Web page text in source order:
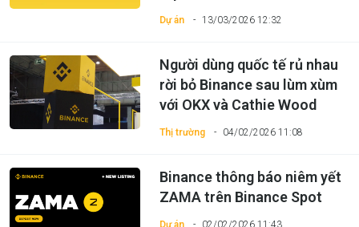
Dự án 13/03/2026 12:32
Thị trường 04/02/2026 11:08
Người dùng quốc tế rủ nhau
rời bỏ Binance sau lùm xùm
với OKX và Cathie Wood
Binance thông báo niêm yết
ZAMA trên Binance Spot